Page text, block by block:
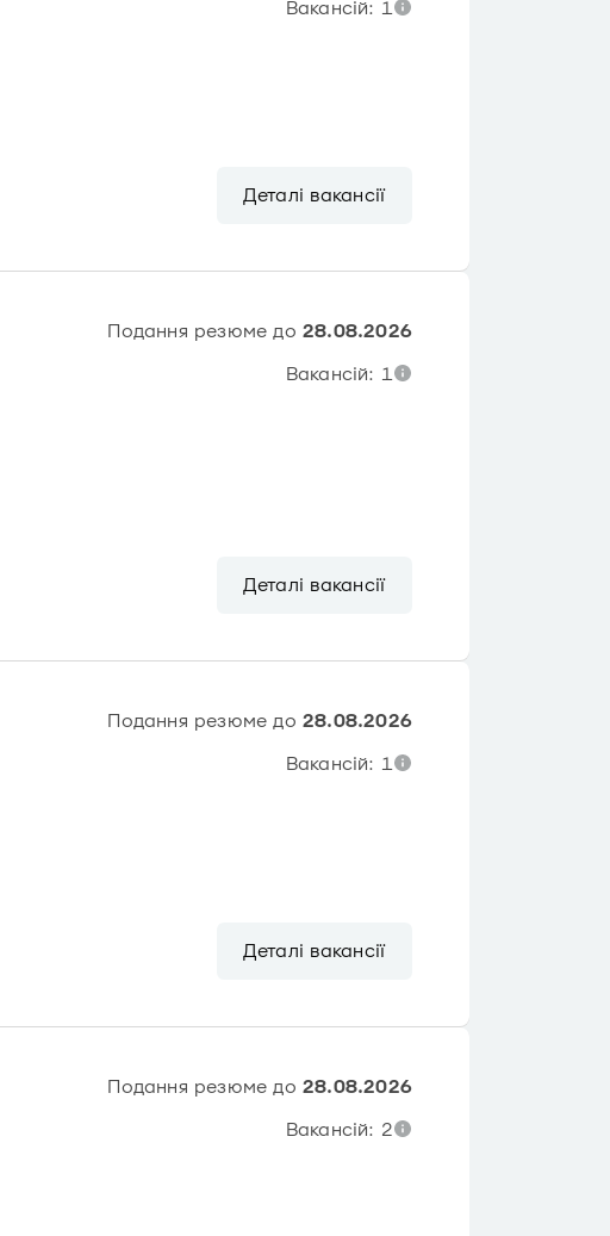
Вакансій: 1
Деталі вакансії
Подання резюме до 28.08.2026
Вакансій: 1
Деталі вакансії
Подання резюме до 28.08.2026
Вакансій: 1
Деталі вакансії
Подання резюме до 28.08.2026
Вакансій: 2